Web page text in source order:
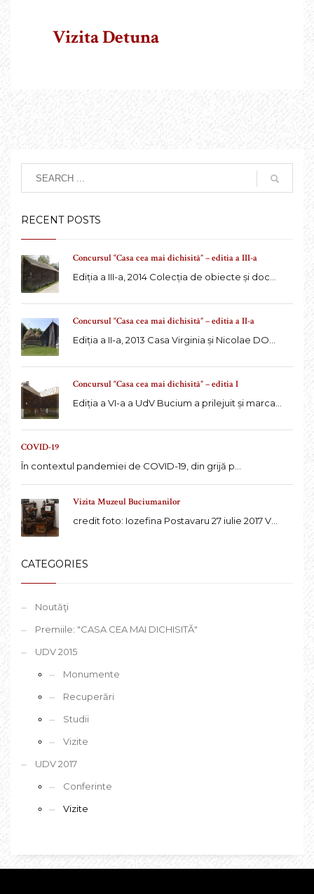
Vizita Detuna
RECENT POSTS
Concursul “Casa cea mai dichisită” – editia a III-a
Ediția a III-a, 2014 Colecția de obiecte și doc...
Concursul “Casa cea mai dichisită” – editia a II-a
Ediția a II-a, 2013 Casa Virginia și Nicolae DO...
Concursul “Casa cea mai dichisită” – editia I
Ediția a VI-a a UdV Bucium a prilejuit și marca...
COVID-19
În contextul pandemiei de COVID-19, din grijă p...
Vizita Muzeul Buciumanilor
credit foto: Iozefina Postavaru 27 iulie 2017 V...
CATEGORIES
Noutăţi
Premiile: "CASA CEA MAI DICHISITĂ"
UDV 2015
Monumente
Recuperări
Studii
Vizite
UDV 2017
Conferinte
Vizite